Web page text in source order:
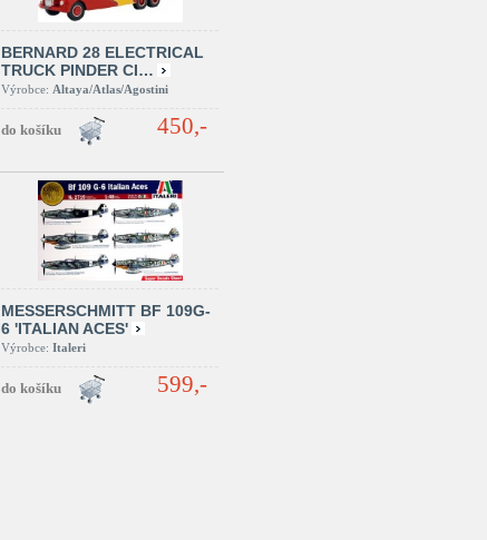
BERNARD 28 ELECTRICAL
TRUCK PINDER CI…
Výrobce: Altaya/Atlas/Agostini
450,-
MESSERSCHMITT BF 109G-
6 'ITALIAN ACES'
Výrobce: Italeri
599,-